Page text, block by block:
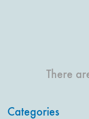
There
Categories